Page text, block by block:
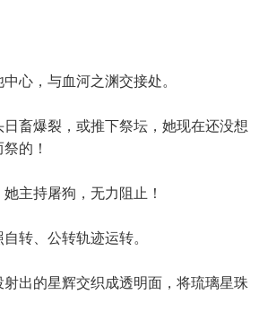
心，与血河之渊交接处。
畜爆裂，或推下祭坛，她现在还没想
的！
主持屠狗，无力阻止！
转、公转轨迹运转。
出的星辉交织成透明面，将琉璃星珠